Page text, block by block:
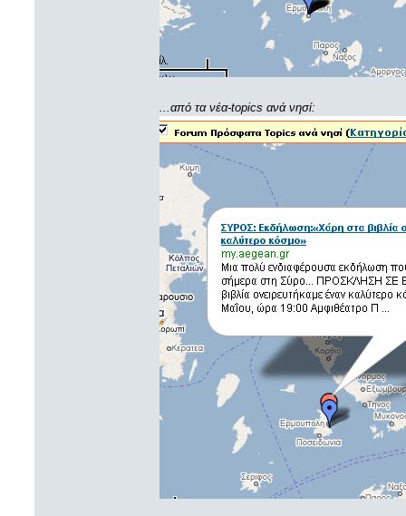
...από τα νέα-topics ανά νησί: